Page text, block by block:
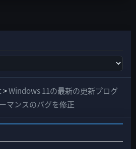
>Windows 11の最新の更新プログ
マンスのバグを修正